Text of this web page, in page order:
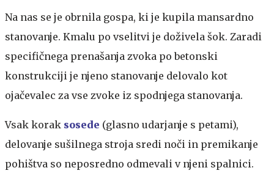
Na nas se je obrnila gospa, ki je kupila mansardno
stanovanje. Kmalu po vselitvi je doživela šok. Zaradi
specifičnega prenašanja zvoka po betonski
konstrukciji je njeno stanovanje delovalo kot
ojačevalec za vse zvoke iz spodnjega stanovanja.
Vsak korak sosede (glasno udarjanje s petami),
delovanje sušilnega stroja sredi noči in premikanje
pohištva so neposredno odmevali v njeni spalnici.